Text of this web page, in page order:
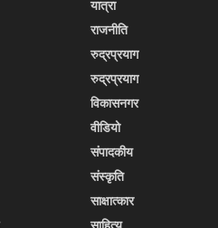
यात्रा
राजनीति
रुद्रप्रयाग
रुद्रप्रयाग
विकासनगर
वीडियो
संपादकीय
संस्कृति
साक्षात्कार